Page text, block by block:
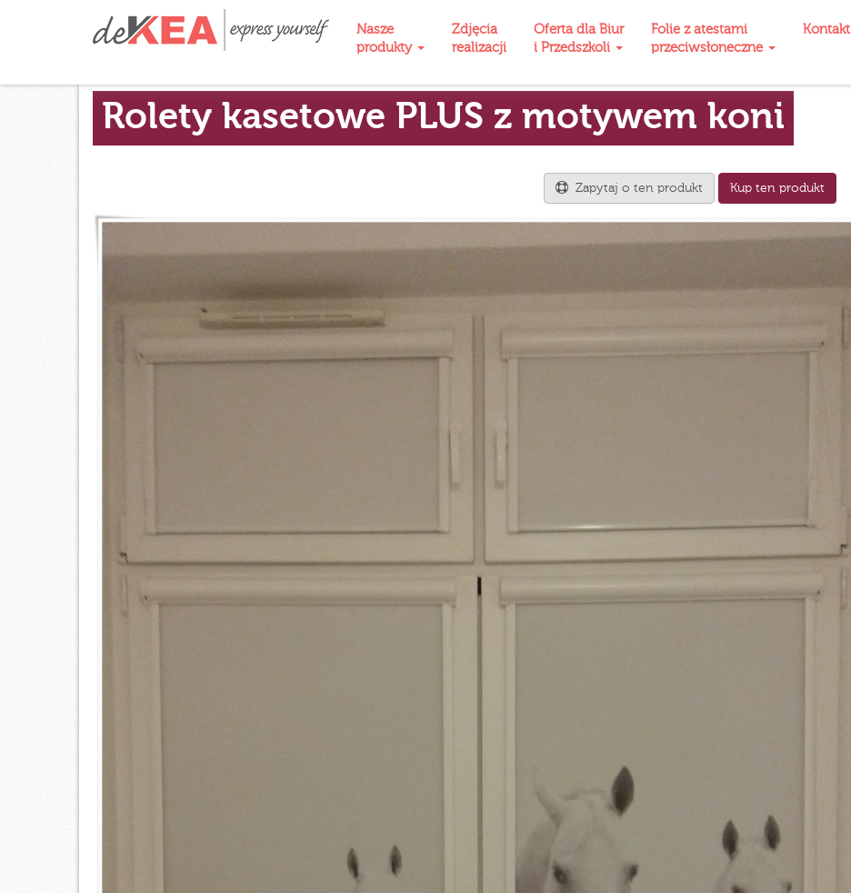
Nasze
produkty
Zdjęcia
realizacji
Oferta dla Biur
i Przedszkoli
Folie z atestami
przeciwsłoneczne
Kontakt
Rolety kasetowe PLUS z motywem koni
Zapytaj o ten produkt Kup ten produkt